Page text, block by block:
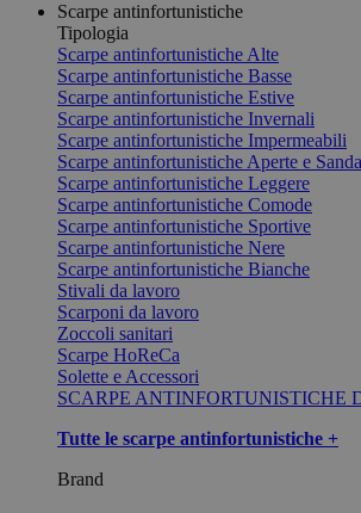
Scarpe antinfortunistiche
Tipologia
Scarpe antinfortunistiche Alte
Scarpe antinfortunistiche Basse
Scarpe antinfortunistiche Estive
Scarpe antinfortunistiche Invernali
Scarpe antinfortunistiche Impermeabili
Scarpe antinfortunistiche Aperte e
Scarpe antinfortunistiche Leggere
Scarpe antinfortunistiche Comode
Scarpe antinfortunistiche Sportive
Scarpe antinfortunistiche Nere
Scarpe antinfortunistiche Bianche
Stivali da lavoro
Scarponi da lavoro
Zoccoli sanitari
Scarpe HoReCa
Solette e Accessori
SCARPE ANTINFORTUNISTICHE
Tutte le scarpe antinfortunistiche +
Brand